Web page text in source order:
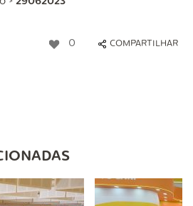
0 COMPARTILHAR